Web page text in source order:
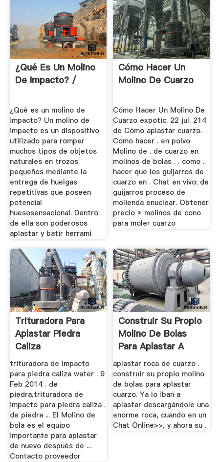
¿Qué Es Un Molino
De Impacto? /
¿Qué es un molino de
impacto? Un molino de
impacto es un dispositivo
utilizado para romper
muchos tipos de objetos
naturales en trozos
pequeños mediante la
entrega de huelgas
repetitivas que poseen
potencial
huesosensacional. Dentro
de ella son poderosos
aplastar y batir herrami
Cómo Hacer Un
Molino De Cuarzo
Cómo Hacer Un Molino De
Cuarzo expotic. 22 jul. 214
de Cómo aplastar cuarzo.
Como hacer . en polvo
Molino de . de cuarzo en
molinos de bolas . . como .
hacer que los guijarros de
cuarzo en . Chat en vivo; de
guijarros proceso de
molienda enuclear. Obtener
precio » molinos de cono
para moler cuarzo
Trituradora Para
Aplastar Piedra
Caliza
trituradora de impacto
para piedra caliza water . 9
Feb 2014 . de
piedra,trituradora de
impacto para piedra caliza .
de piedra ... El Molino de
bola es el equipo
importante para aplastar
de nuevo después de ...
Contacto proveedor
Construir Su Propio
Molino De Bolas
Para Aplastar A
Cuarzo
aplastar roca de cuarzo .
construir su propio molino
de bolas para aplastar
cuarzo. Ya lo iban a
aplastar descargándole una
enorme roca, cuando en un
Chat Online>>, y ahora su .